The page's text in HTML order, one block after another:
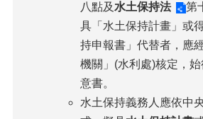
八點及 水土保持法
第
具「水土保持計畫」或
持申報書」代替者，應
機關」(水利處)核定，
意書。
水土保持義務人應依中